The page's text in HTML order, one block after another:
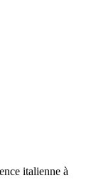
italienne à